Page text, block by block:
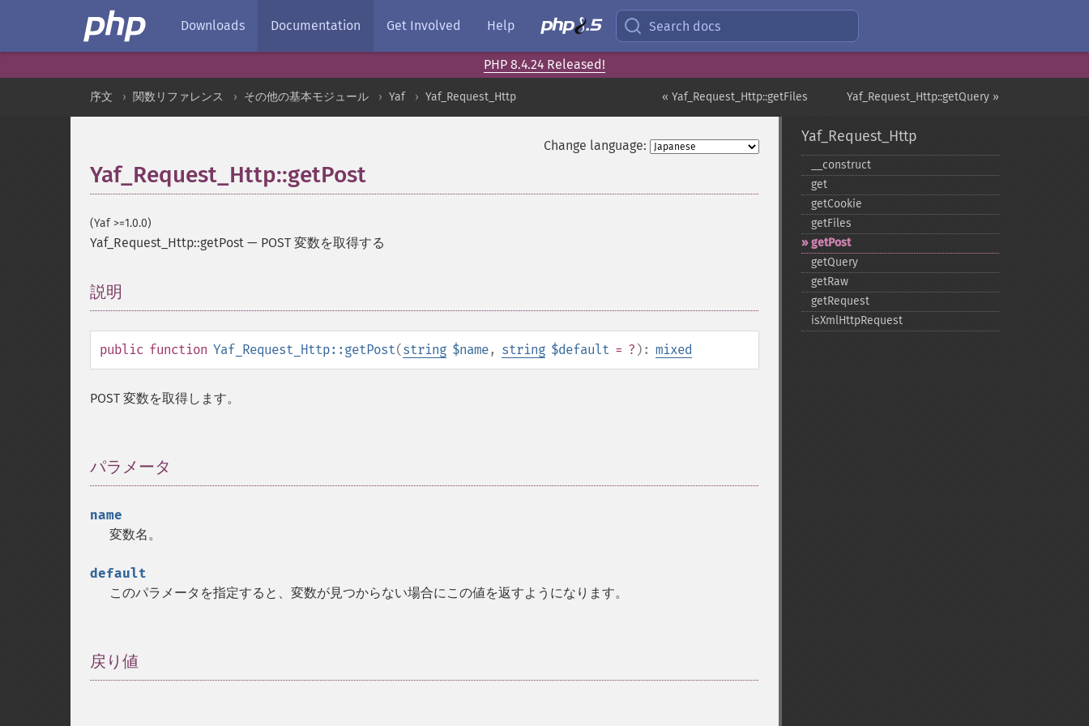
Downloads Documentation Get Involved Help Search docs
PHP 8.4.24 Released!
Yaf_Request_Http::getQuery »
« Yaf_Request_Http::getFiles
序文 関数リファレンス その他の基本モジュール Yaf Yaf_Request_Http
Change language:
Yaf_Request_Http::getPost
(Yaf >=1.0.0)
Yaf_Request_Http::getPost — POST 変数を取得する
説明
public function Yaf_Request_Http::getPost(string $name, string $default = ? ): mixed
POST 変数を取得します。
パラメータ
name
変数名。
default
このパラメータを指定すると、変数が見つからない場合にこの値を返すようになります。
戻り値
Yaf_Request_Http
_​_​construct
get
getCookie
getFiles
getPost
getQuery
getRaw
getRequest
isXmlHttpRequest